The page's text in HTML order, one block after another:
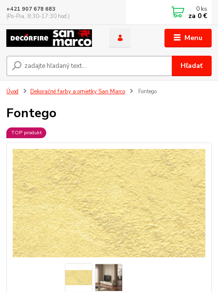
Menu
Hľadať
+421 907 678 683
(Po-Pia, 8:30-17:30 hod.)
0 ks
za 0 €
Úvod Dekoračné farby a omietky San Marco Fontego
Fontego
TOP produkt